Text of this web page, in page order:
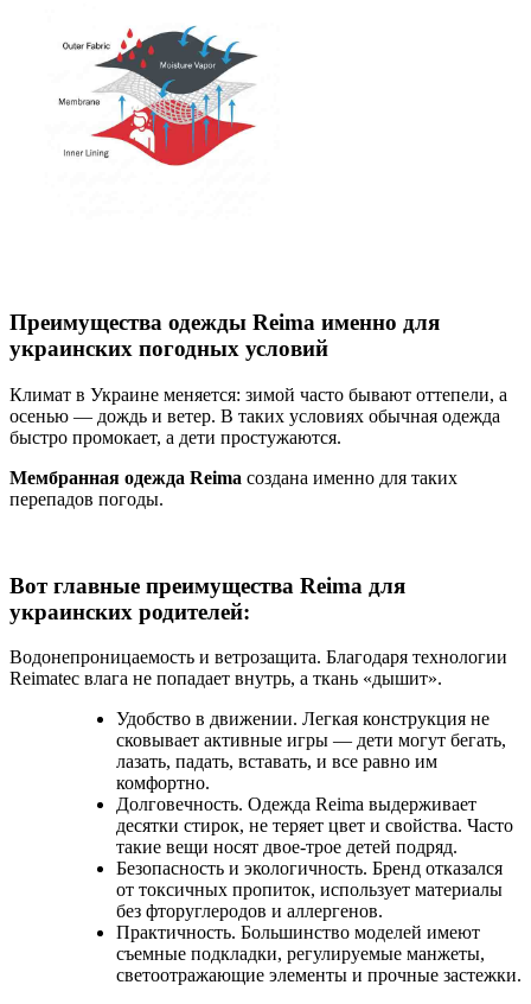
Преимущества одежды Reima именно для
украинских погодных условий
Климат в Украине меняется: зимой часто бывают оттепели, а
осенью — дождь и ветер. В таких условиях обычная одежда
быстро промокает, а дети простужаются.
Мембранная одежда Reima создана именно для таких
перепадов погоды.
Вот главные преимущества Reima для
украинских родителей:
Водонепроницаемость и ветрозащита. Благодаря технологии
Reimatec влага не попадает внутрь, а ткань «дышит».
Удобство в движении. Легкая конструкция не
сковывает активные игры — дети могут бегать,
лазать, падать, вставать, и все равно им
комфортно.
Долговечность. Одежда Reima выдерживает
десятки стирок, не теряет цвет и свойства. Часто
такие вещи носят двое-трое детей подряд.
Безопасность и экологичность. Бренд отказался
от токсичных пропиток, использует материалы
без фторуглеродов и аллергенов.
Практичность. Большинство моделей имеют
съемные подкладки, регулируемые манжеты,
светоотражающие элементы и прочные застежки.